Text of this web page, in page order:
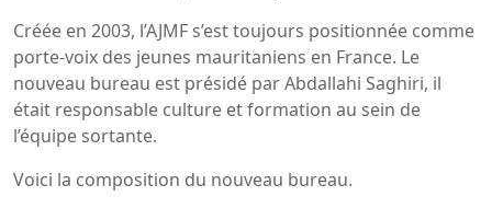
Créée en 2003, l’AJMF s’est toujours positionnée comme
porte-voix des jeunes mauritaniens en France. Le
nouveau bureau est présidé par Abdallahi Saghiri, il
était responsable culture et formation au sein de
l’équipe sortante.
Voici la composition du nouveau bureau.